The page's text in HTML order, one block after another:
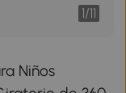
1/11
Niños